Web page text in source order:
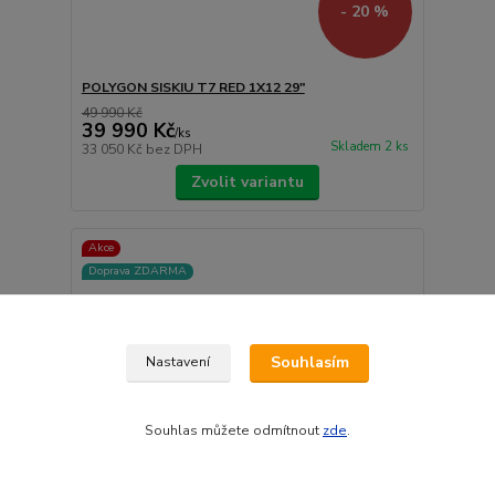
- 20 %
POLYGON SISKIU T7 RED 1X12 29"
49 990 Kč
39 990 Kč/ks
33 050 Kč bez DPH Skladem 2 ks
Zvolit variantu
Akce
Doprava ZDARMA
Nastavení Souhlasím
Souhlas můžete odmítnout zde.